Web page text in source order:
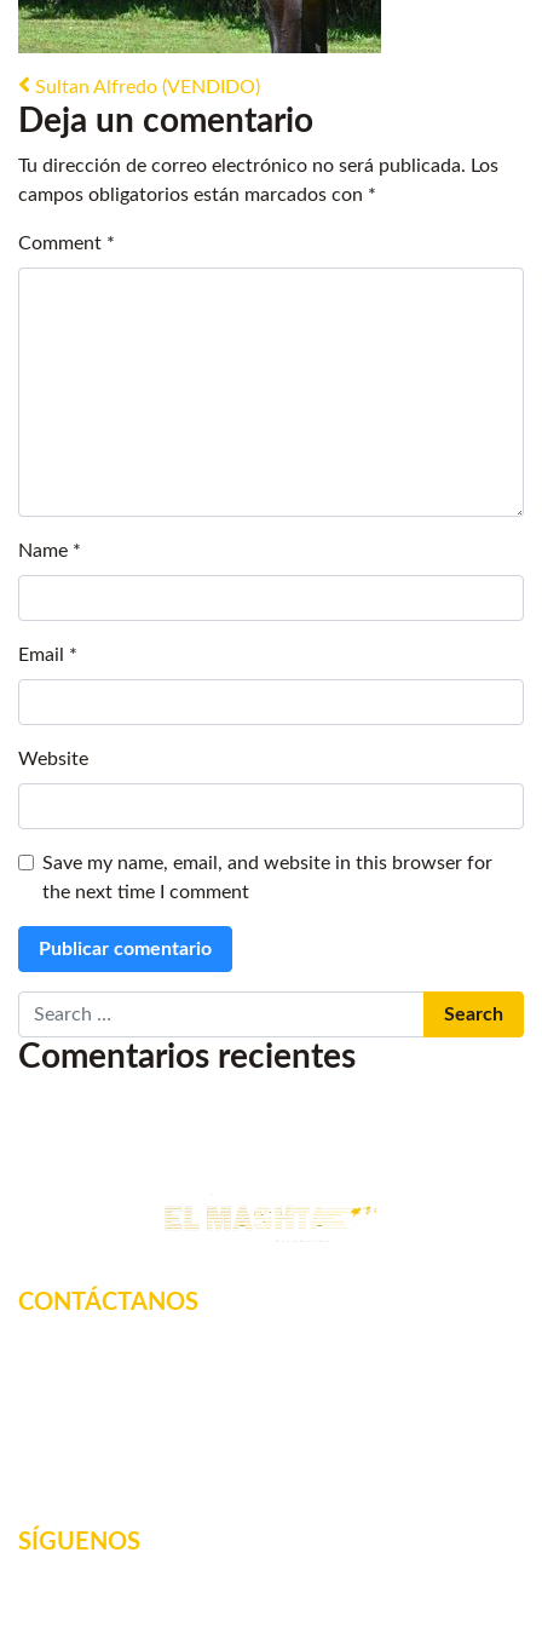
Post navigation
Sultan Alfredo (VENDIDO)
Deja un comentario
Tu dirección de correo electrónico no será publicada. Los
campos obligatorios están marcados con *
Comment *
Name *
Email *
Website
Save my name, email, and website in this browser for
the next time I comment
Search
Comentarios recientes
CONTÁCTANOS
SÍGUENOS